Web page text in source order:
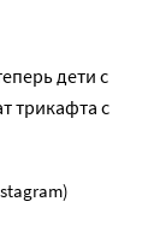
дети с
трикафта с